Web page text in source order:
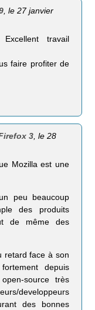
, le 27 janvier
travail
faire profiter de
3, le 28
Mozilla est une
peu beaucoup
des produits
de même des
retard face à son
depuis
source très
developpeurs
des bonnes